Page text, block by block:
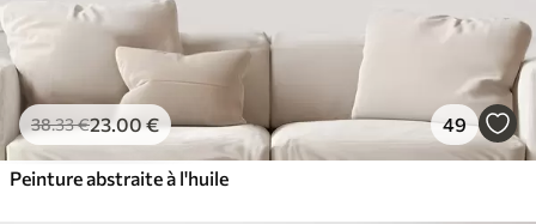
38.33€23.00€ 49
Peinture abstraite à l'huile